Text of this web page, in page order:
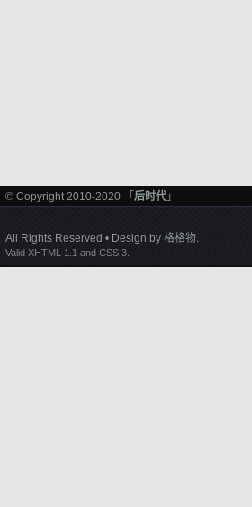
© Copyright 2010-2020 「 后时代 」
All Rights Reserved • Design by 格格物.
Valid XHTML 1.1 and CSS 3.